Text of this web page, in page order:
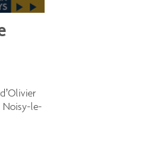
Noisy-le-